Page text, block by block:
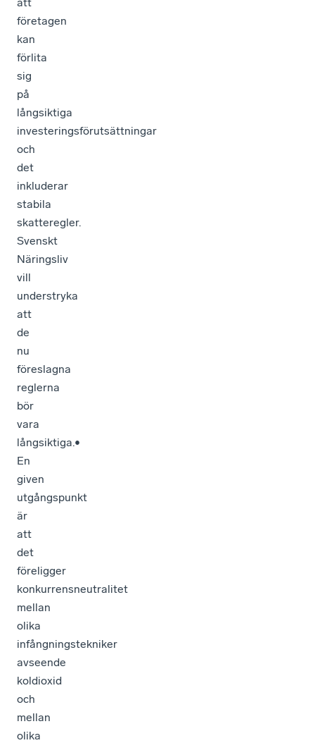
företagen
kan
förlita
sig
på
långsiktiga
investeringsförutsättningar
och
det
inkluderar
stabila
skatteregler.
Svenskt
Näringsliv
vill
understryka
att
de
nu
föreslagna
reglerna
bör
vara
långsiktiga.•
En
given
utgångspunkt
är
att
det
föreligger
konkurrensneutralitet
mellan
olika
infångningstekniker
avseende
koldioxid
och
mellan
olika